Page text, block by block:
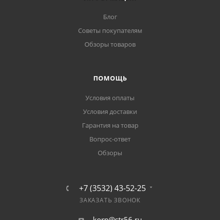
Блог
Советы покупателям
Обзоры товаров
ПОМОЩЬ
Условия оплаты
Условия доставки
Гарантия на товар
Вопрос-ответ
Обзоры
+7 (3532) 43-52-25
ЗАКАЗАТЬ ЗВОНОК